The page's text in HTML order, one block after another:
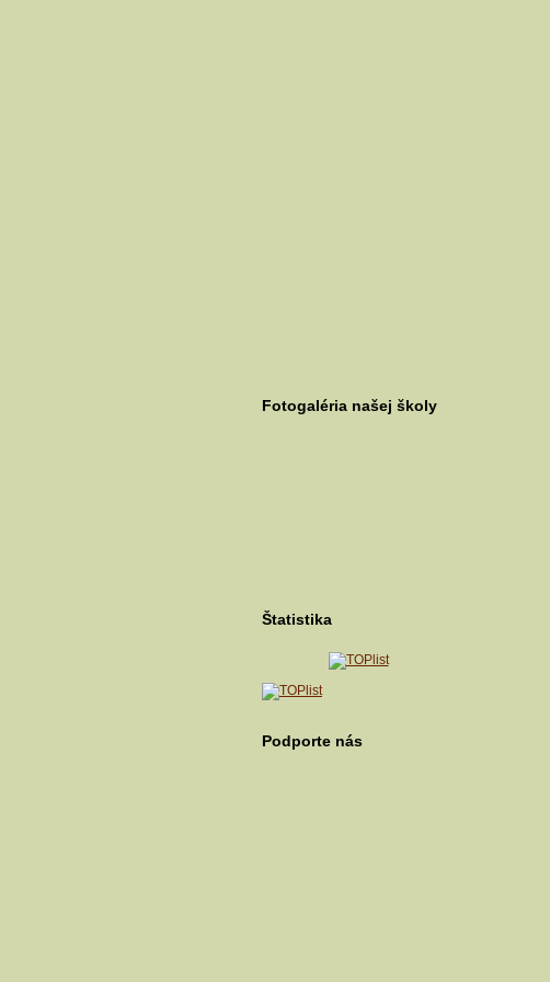
Fotogaléria našej školy
Štatistika
Podporte nás